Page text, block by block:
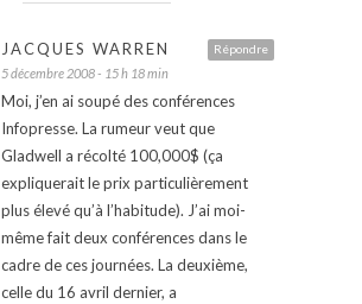
Répondre
JACQUES WARREN
5 décembre 2008 - 15 h 18 min
Moi, j’en ai soupé des conférences
Infopresse. La rumeur veut que
Gladwell a récolté 100,000$ (ça
expliquerait le prix particulièrement
plus élevé qu’à l’habitude). J’ai moi-
même fait deux conférences dans le
cadre de ces journées. La deuxième,
celle du 16 avril dernier, a